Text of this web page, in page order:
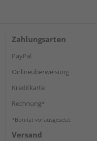
Zahlungsarten
PayPal
Onlineüberweisung
Kreditkarte
Rechnung*
*Bonität vorausgesetzt
Versand